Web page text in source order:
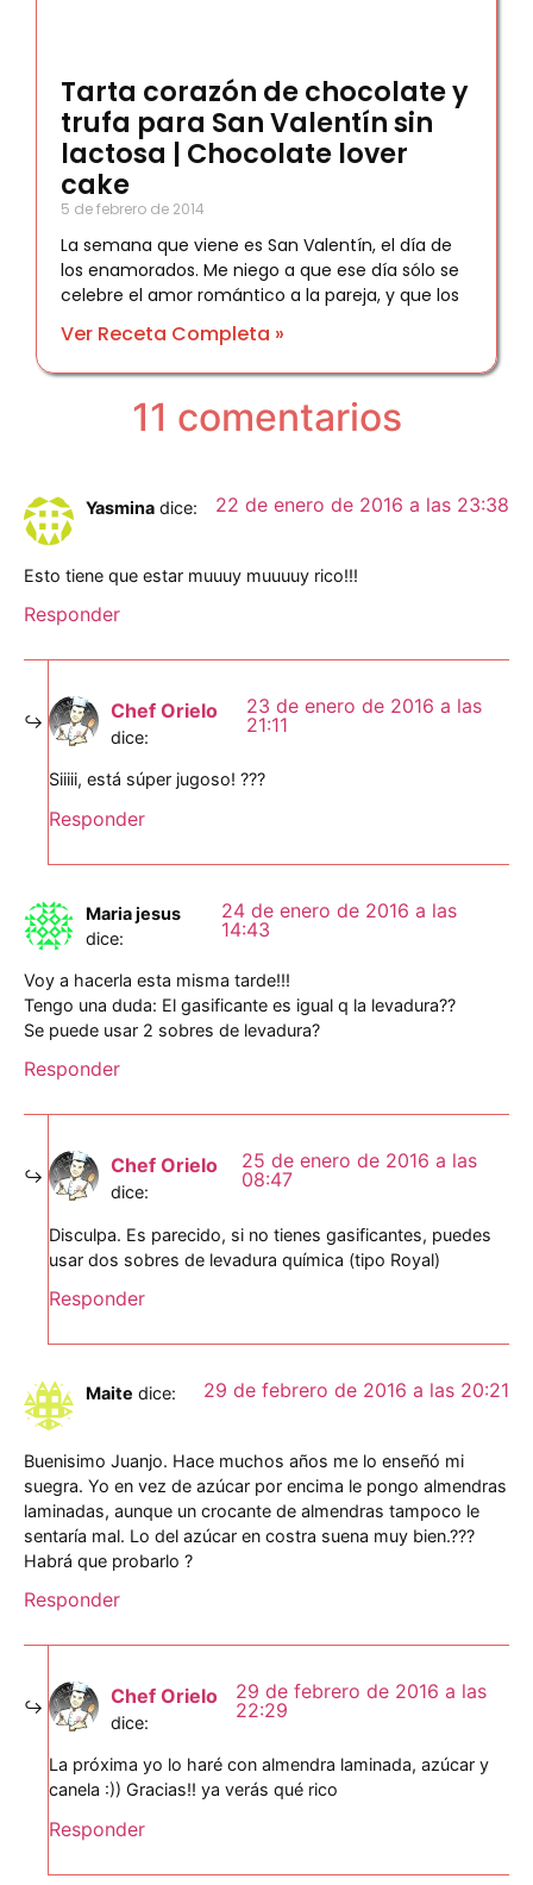
Tarta corazón de chocolate y
trufa para San Valentín sin
lactosa | Chocolate lover
cake
5 de febrero de 2014
La semana que viene es San Valentín, el día de
los enamorados. Me niego a que ese día sólo se
celebre el amor romántico a la pareja, y que los
Ver Receta Completa »
11 comentarios
Yasmina dice: 22 de enero de 2016 a las 23:38
Esto tiene que estar muuuy muuuuy rico!!!
Responder
Chef Orielo
dice:
23 de enero de 2016 a las
21:11
Siiiii, está súper jugoso! ???
Responder
Maria jesus
dice:
24 de enero de 2016 a las
14:43
Voy a hacerla esta misma tarde!!!
Tengo una duda: El gasificante es igual q la levadura??
Se puede usar 2 sobres de levadura?
Responder
Chef Orielo
dice:
25 de enero de 2016 a las
08:47
Disculpa. Es parecido, si no tienes gasificantes, puedes
usar dos sobres de levadura química (tipo Royal)
Responder
Maite dice: 29 de febrero de 2016 a las 20:21
Buenisimo Juanjo. Hace muchos años me lo enseñó mi
suegra. Yo en vez de azúcar por encima le pongo almendras
laminadas, aunque un crocante de almendras tampoco le
sentaría mal. Lo del azúcar en costra suena muy bien.???
Habrá que probarlo ?
Responder
Chef Orielo
dice:
29 de febrero de 2016 a las
22:29
La próxima yo lo haré con almendra laminada, azúcar y
canela :)) Gracias!! ya verás qué rico
Responder